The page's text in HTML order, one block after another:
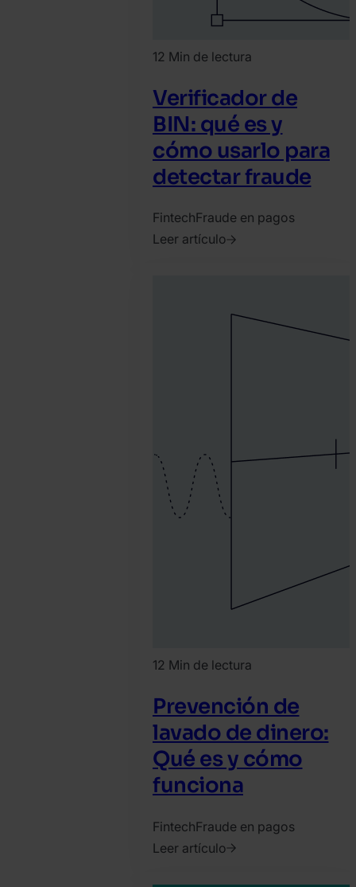
12 Min de lectura
Verificador de
BIN: qué es y
cómo usarlo para
detectar fraude
FintechFraude en pagos
Leer artículo
12 Min de lectura
Prevención de
lavado de dinero:
Qué es y cómo
funciona
FintechFraude en pagos
Leer artículo